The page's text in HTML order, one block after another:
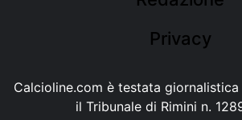
Privacy
Calcioline.com è testata
il Tribunale di Rimini n.